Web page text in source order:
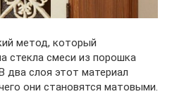
метод, который
стекла смеси из порошка
два слоя этот материал
они становятся матовыми.